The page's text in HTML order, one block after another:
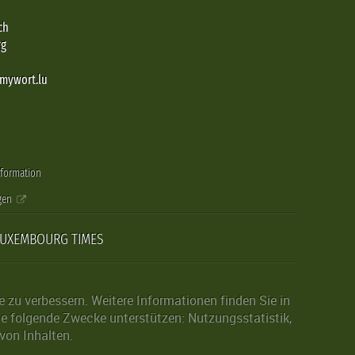
TIMES
verbessern. Weitere Informationen finden Sie in
folgende Zwecke unterstützen: Nutzungsstatistik,
Inhalten.